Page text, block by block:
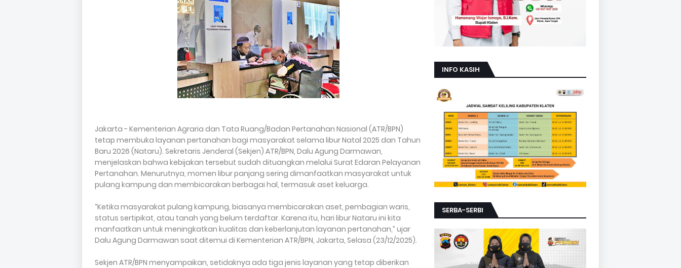
Jakarta - Kementerian Agraria dan Tata Ruang/Badan Pertanahan Nasional (ATR/BPN)
tetap membuka layanan pertanahan bagi masyarakat selama libur Natal 2025 dan Tahun
Baru 2026 (Nataru). Sekretaris Jenderal (Sekjen) ATR/BPN, Dalu Agung Darmawan,
menjelaskan bahwa kebijakan tersebut sudah dituangkan melalui Surat Edaran Pelayanan
Pertanahan. Menurutnya, momen libur panjang sering dimanfaatkan masyarakat untuk
pulang kampung dan membicarakan berbagai hal, termasuk aset keluarga.
“Ketika masyarakat pulang kampung, biasanya membicarakan aset, pembagian waris,
status sertipikat, atau tanah yang belum terdaftar. Karena itu, hari libur Nataru ini kita
manfaatkan untuk meningkatkan kualitas dan keberlanjutan layanan pertanahan,” ujar
Dalu Agung Darmawan saat ditemui di Kementerian ATR/BPN, Jakarta, Selasa (23/12/2025).
Sekjen ATR/BPN menyampaikan, setidaknya ada tiga jenis layanan yang tetap diberikan
INFO KASIH
SERBA-SERBI